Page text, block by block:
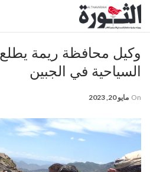
وكيل محافظة ريمة
السياحية في الجبين
On مايو 20, 2023